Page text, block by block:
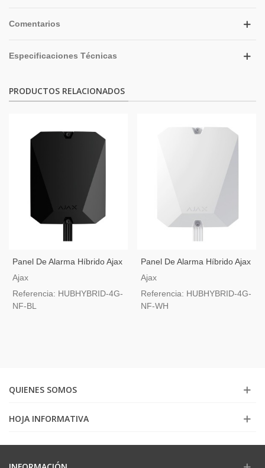
Comentarios
Especificaciones Técnicas
PRODUCTOS RELACIONADOS
Panel De Alarma Híbrido Ajax
Superior Hybrid (4G) Negro
Ajax
Referencia: HUBHYBRID-4G-
NF-BL
Panel De Alarma Híbrido Ajax
Superior Hybrid (4G) Blanco
Ajax
Referencia: HUBHYBRID-4G-
NF-WH
QUIENES SOMOS
HOJA INFORMATIVA